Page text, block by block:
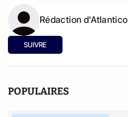
Rédaction d'Atlantico
SUIVRE
POPULAIRES